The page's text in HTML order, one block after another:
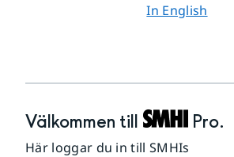
In English
Välkommen till Pro.
Här loggar du in till SMHIs